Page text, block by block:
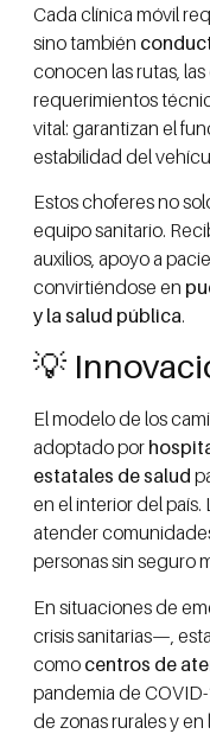
Cada clínica móvil
sino también
conocen las rutas,
requerimientos
vital: garantizan el
estabilidad del
Estos choferes no
equipo sanitario.
auxilios, apoyo a
convirtiéndose en
y la salud pública.
💡
El modelo de los
adoptado por
estatales de salud
en el interior del
atender
personas sin seguro
En situaciones de
crisis sanitarias—,
como centros de
pandemia de
de zonas rurales y